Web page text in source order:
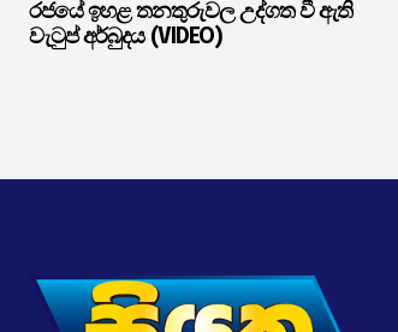
රජයේ ඉහළ තනතුරුවල උද්ගත වී ඇති
වැටුප් අර්බුදය (VIDEO)